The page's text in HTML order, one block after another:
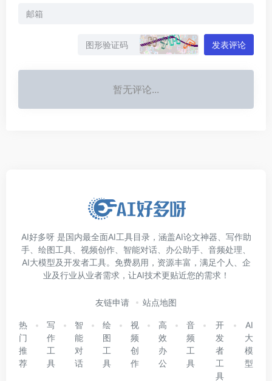
发表评论
暂无评论...
AI好多呀 是国内最全面AI工具目录，涵盖AI论文神器、写作助
手、绘图工具、视频创作、智能对话、办公助手、音频处理、
AI大模型及开发者工具。免费易用，资源丰富，满足个人、企
业及行业从业者需求，让AI技术更贴近您的需求！
友链申请 站点地图
热
门
推
荐
写
作
工
具
智
能
对
话
绘
图
工
具
视
频
创
作
高
效
办
公
音
频
工
具
开
发
者
工
具
AI
大
模
型